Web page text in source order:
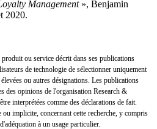
Management », Benjamin
2020.
ou service décrit dans ses publications
de technologie de sélectionner uniquement
ou autres désignations. Les publications
des opinions de l'organisation Research &
interprétées comme des déclarations de fait.
ou implicite, concernant cette recherche, y compris
à un usage particulier.